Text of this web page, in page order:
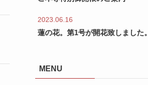
2023.06.16
蓮の花。第1号が開花致しました。
MENU